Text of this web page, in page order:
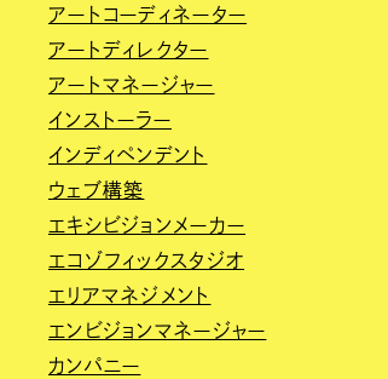
アートコーディネーター
アートディレクター
アートマネージャー
インストーラー
インディペンデント
ウェブ構築
エキシビジョンメーカー
エコゾフィックスタジオ
エリアマネジメント
エンビジョンマネージャー
カンパニー